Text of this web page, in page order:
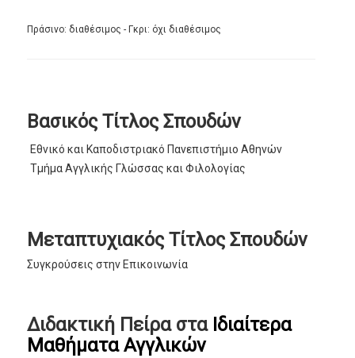
Πράσινο: διαθέσιμος - Γκρι: όχι διαθέσιμος
Βασικός Τίτλος Σπουδών
Εθνικό και Καποδιστριακό Πανεπιστήμιο Αθηνών
Τμήμα Αγγλικής Γλώσσας και Φιλολογίας
Μεταπτυχιακός Τίτλος Σπουδών
Συγκρούσεις στην Επικοινωνία
Διδακτική Πείρα στα Ιδιαίτερα
Μαθήματα Αγγλικών